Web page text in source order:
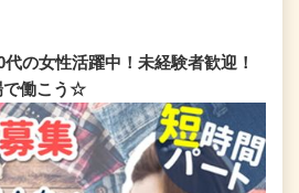
の女性活躍中！未経験者歓迎！
で働こう☆